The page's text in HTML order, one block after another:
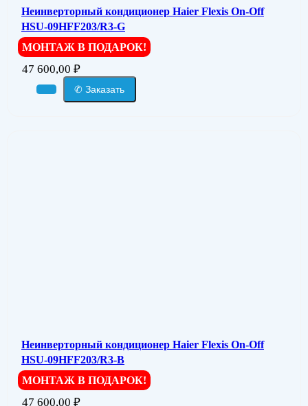
Неинверторный кондиционер Haier Flexis On-Off
HSU-09HFF203/R3-G
МОНТАЖ В ПОДАРОК!
47 600,00 ₽
✆ Заказать
Неинверторный кондиционер Haier Flexis On-Off
HSU-09HFF203/R3-B
МОНТАЖ В ПОДАРОК!
47 600,00 ₽